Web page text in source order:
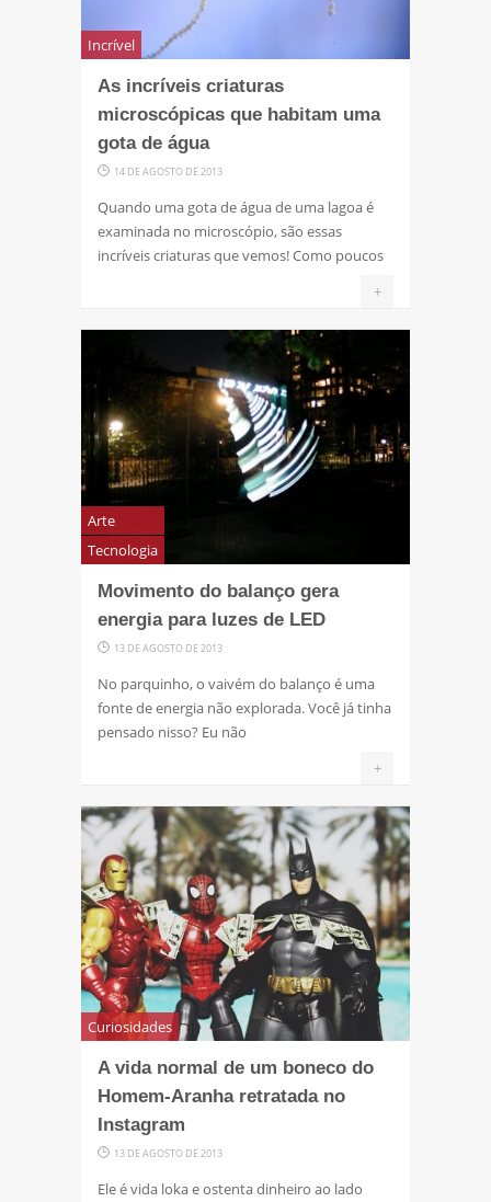
Incrível
As incríveis criaturas
microscópicas que habitam uma
gota de água
14 DE AGOSTO DE 2013
Quando uma gota de água de uma lagoa é
examinada no microscópio, são essas
incríveis criaturas que vemos! Como poucos
+
Arte
Tecnologia
Movimento do balanço gera
energia para luzes de LED
13 DE AGOSTO DE 2013
No parquinho, o vaivém do balanço é uma
fonte de energia não explorada. Você já tinha
pensado nisso? Eu não
+
Curiosidades
A vida normal de um boneco do
Homem-Aranha retratada no
Instagram
13 DE AGOSTO DE 2013
Ele é vida loka e ostenta dinheiro ao lado